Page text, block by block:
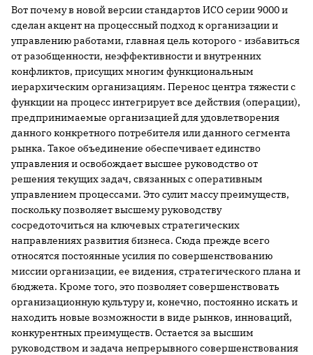
Вот почему в новой версии стандартов ИСО серии 9000 и
сделан акцент на процессный подход к организации и
управлению работами, главная цель которого - избавиться
от разобщенности, неэффективности и внутренних
конфликтов, присущих многим функциональным
иерархическим организациям. Перенос центра тяжести с
функции на процесс интегрирует все действия (операции),
предпринимаемые организацией для удовлетворения
данного конкретного потребителя или данного сегмента
рынка. Такое объединение обеспечивает единство
управления и освобождает высшее руководство от
решения текущих задач, связанных с оперативным
управлением процессами. Это сулит массу преимуществ,
поскольку позволяет высшему руководству
сосредоточиться на ключевых стратегических
направлениях развития бизнеса. Сюда прежде всего
относятся постоянные усилия по совершенствованию
миссии организации, ее видения, стратегического плана и
бюджета. Кроме того, это позволяет совершенствовать
организационную культуру и, конечно, постоянно искать и
находить новые возможности в виде рынков, инноваций,
конкурентных преимуществ. Остается за высшим
руководством и задача непрерывного совершенствования